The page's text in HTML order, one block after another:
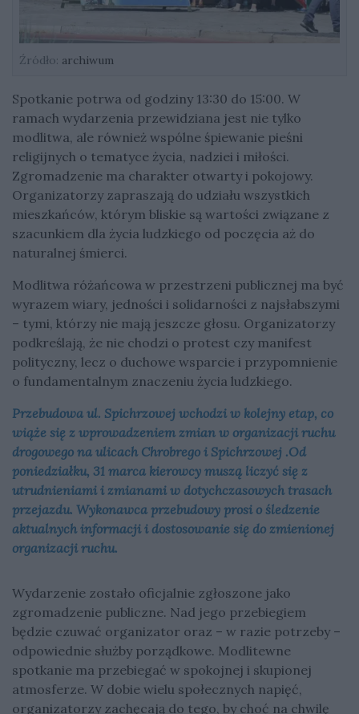
Źródło: archiwum
Spotkanie potrwa od godziny 13:30 do 15:00. W
ramach wydarzenia przewidziana jest nie tylko
modlitwa, ale również wspólne śpiewanie pieśni
religijnych o tematyce życia, nadziei i miłości.
Zgromadzenie ma charakter otwarty i pokojowy.
Organizatorzy zapraszają do udziału wszystkich
mieszkańców, którym bliskie są wartości związane z
szacunkiem dla życia ludzkiego od poczęcia aż do
naturalnej śmierci.
Modlitwa różańcowa w przestrzeni publicznej ma być
wyrazem wiary, jedności i solidarności z najsłabszymi
– tymi, którzy nie mają jeszcze głosu. Organizatorzy
podkreślają, że nie chodzi o protest czy manifest
polityczny, lecz o duchowe wsparcie i przypomnienie
o fundamentalnym znaczeniu życia ludzkiego.
Przebudowa ul. Spichrzowej wchodzi w kolejny etap, co
wiąże się z wprowadzeniem zmian w organizacji ruchu
drogowego na ulicach Chrobrego i Spichrzowej .Od
poniedziałku, 31 marca kierowcy muszą liczyć się z
utrudnieniami i zmianami w dotychczasowych trasach
przejazdu. Wykonawca przebudowy prosi o śledzenie
aktualnych informacji i dostosowanie się do zmienionej
organizacji ruchu.
Wydarzenie zostało oficjalnie zgłoszone jako
zgromadzenie publiczne. Nad jego przebiegiem
będzie czuwać organizator oraz – w razie potrzeby –
odpowiednie służby porządkowe. Modlitewne
spotkanie ma przebiegać w spokojnej i skupionej
atmosferze. W dobie wielu społecznych napięć,
organizatorzy zachęcają do tego, by choć na chwilę